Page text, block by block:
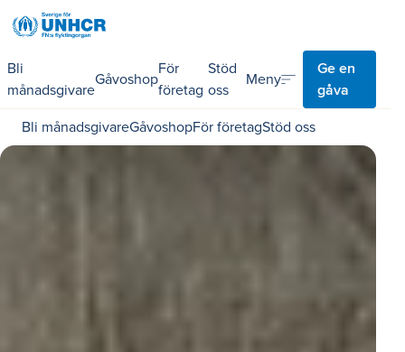
Bli
månadsgivare
Gåvoshop
För
företag
Stöd
oss
Menysort
Ge en
gåva
Bli månadsgivareGåvoshopFör företagStöd oss